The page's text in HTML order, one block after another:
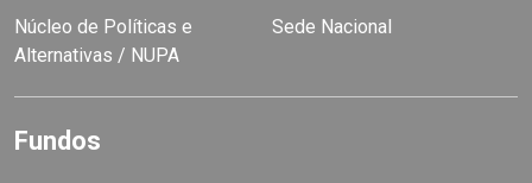
Núcleo de Políticas e
Alternativas / NUPA
Sede Nacional
Fundos